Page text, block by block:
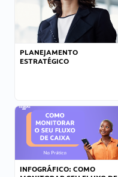
PLANEJAMENTO
ESTRATÉGICO
INFOGRÁFICO: COMO